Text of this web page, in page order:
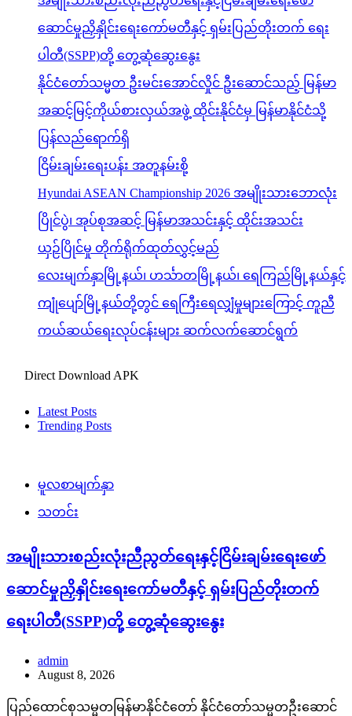
ဆောင်မှုညှိနှိုင်းရေးကော်မတီနှင့် ရှမ်းပြည်တိုးတက် ရေး
ပါတီ(SSPP)တို့ တွေ့ဆုံဆွေးနွေး
နိုင်ငံတော်သမ္မတ ဦးမင်းအောင်လှိုင် ဦးဆောင်သည့် မြန်မာ
အဆင့်မြင့်ကိုယ်စားလှယ်အဖွဲ့ ထိုင်းနိုင်ငံမှ မြန်မာနိုင်ငံသို့
ပြန်လည်ရောက်ရှိ
ငြိမ်းချမ်းရေးပန်း အတူနမ်းစို့
Hyundai ASEAN Championship 2026 အမျိုးသားဘောလုံး
ပြိုင်ပွဲ၊ အုပ်စုအဆင့် မြန်မာအသင်းနှင့် ထိုင်းအသင်း
ယှဉ်ပြိုင်မှု တိုက်ရိုက်ထုတ်လွှင့်မည်
လေးမျက်နှာမြို့နယ်၊ ဟင်္သာတမြို့နယ်၊ ရေကြည်မြို့နယ်နှင့်
ကျုံပျော်မြို့နယ်တို့တွင် ရေကြီးရေလျှံမှုများကြောင့် ကူညီ
ကယ်ဆယ်ရေးလုပ်ငန်းများ ဆက်လက်ဆောင်ရွက်
Direct Download APK
Latest Posts
Trending Posts
မူလစာမျက်နှာ
သတင်း
အမျိုးသားစည်းလုံးညီညွတ်ရေးနှင့်ငြိမ်းချမ်းရေးဖော်
ဆောင်မှုညှိနှိုင်းရေးကော်မတီနှင့် ရှမ်းပြည်တိုးတက်
ရေးပါတီ(SSPP)တို့ တွေ့ဆုံဆွေးနွေး
admin
August 8, 2026
ပြည်ထောင်စုသမ္မတမြန်မာနိုင်ငံတော် နိုင်ငံတော်သမ္မတဦးဆောင်